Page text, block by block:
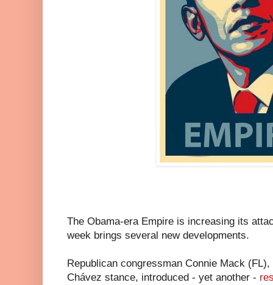
The Obama-era Empire is increasing its
week brings several new developments.
Republican congressman Connie Mack
Chávez stance, introduced - yet another -